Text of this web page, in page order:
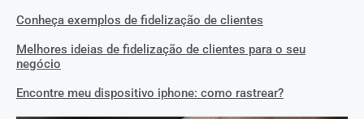
Conheça exemplos de fidelização de clientes
Melhores ideias de fidelização de clientes para o seu
negócio
Encontre meu dispositivo iphone: como rastrear?